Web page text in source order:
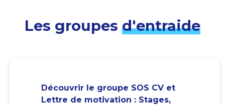
Les groupes d'entraide
Découvrir le groupe SOS CV et
Lettre de motivation : Stages,